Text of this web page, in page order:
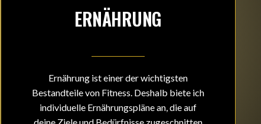
ERNÄHRUNG
Ernährung ist einer der wichtigsten
Bestandteile von Fitness. Deshalb biete ich
individuelle Ernährungspläne an, die auf
deine Ziele und Bedürfnisse zugeschnitten